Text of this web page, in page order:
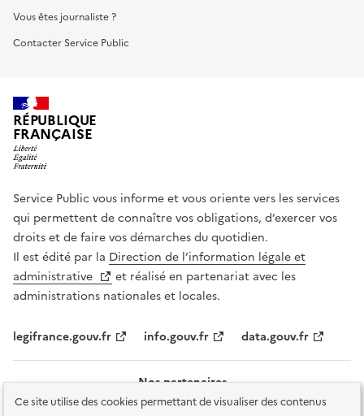
Ce site utilise des cookies permettant de visualiser des contenus
Vous êtes journaliste ?
Contacter Service Public
RÉPUBLIQUE
FRANÇAISE
Service Public vous informe et vous oriente vers les services
qui permettent de connaître vos obligations, d’exercer vos
droits et de faire vos démarches du quotidien.
Il est édité par la Direction de l’information légale et
administrative
et réalisé en partenariat avec les
administrations nationales et locales.
legifrance.gouv.fr info.gouv.fr data.gouv.fr
Nos partenaires